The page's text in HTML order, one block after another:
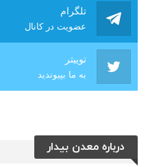
تلگرام
عضویت در کانال
توییتر
به ما بپیوندید
درباره معدن بیدار